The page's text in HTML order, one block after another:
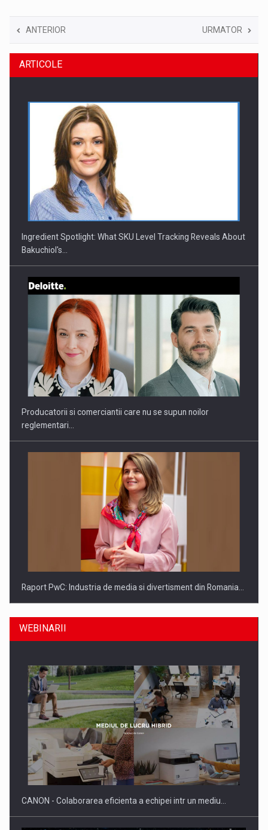
ANTERIOR URMATOR
ARTICOLE
Ingredient Spotlight: What SKU Level Tracking Reveals About
Bakuchiol's…
Producatorii si comerciantii care nu se supun noilor
reglementari…
Raport PwC: Industria de media si divertisment din Romania…
Ce nu stiu Directorii de HR despre performanta echipelor…
WEBINARII
CANON - Colaborarea eficienta a echipei intr un mediu…